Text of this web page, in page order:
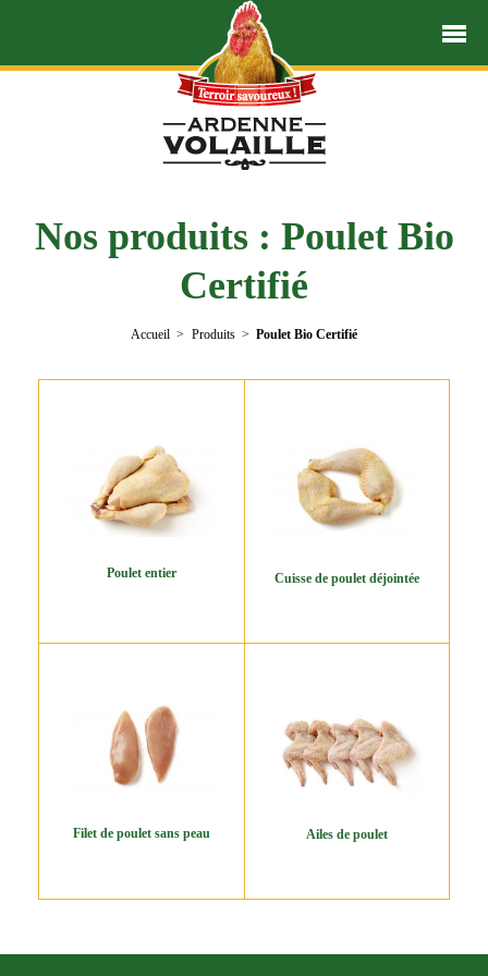
Nos produits : Poulet Bio
Certifié
Accueil Produits Poulet Bio Certifié
Poulet entier Cuisse de poulet déjointée
Filet de poulet sans peau Ailes de poulet